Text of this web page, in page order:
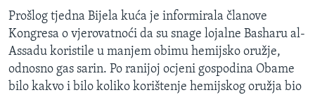
Prošlog tjedna Bijela kuća je informirala članove
Kongresa o vjerovatnoći da su snage lojalne Basharu al-
Assadu koristile u manjem obimu hemijsko oružje,
odnosno gas sarin. Po ranijoj ocjeni gospodina Obame
bilo kakvo i bilo koliko korištenje hemijskog oružja bio